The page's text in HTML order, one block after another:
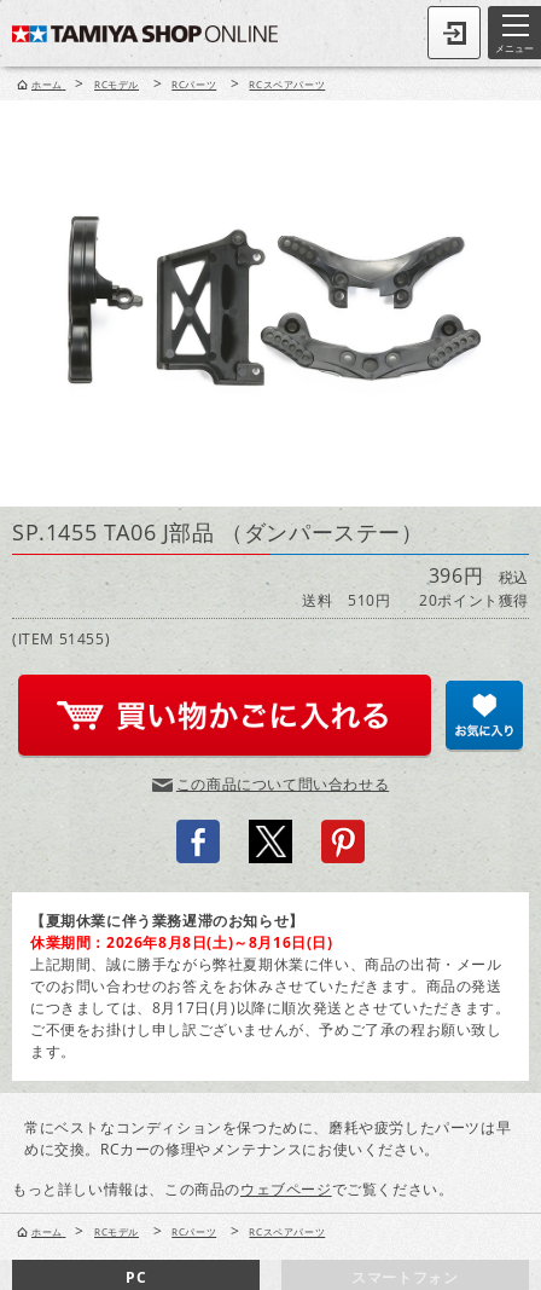
メニュー
ホーム > RCモデル > RCパーツ > RCスペアパーツ
SP.1455 TA06 J部品 （ダンパーステー）
396円 税込
送料 510円
20ポイント獲得
(ITEM 51455)
この商品について問い合わせる
【夏期休業に伴う業務遅滞のお知らせ】
休業期間：2026年8月8日(土)～8月16日(日)
上記期間、誠に勝手ながら弊社夏期休業に伴い、商品の出荷・メール
でのお問い合わせのお答えをお休みさせていただきます。商品の発送
につきましては、8月17日(月)以降に順次発送とさせていただきます。
ご不便をお掛けし申し訳ございませんが、予めご了承の程お願い致し
ます。
常にベストなコンディションを保つために、磨耗や疲労したパーツは早
めに交換。RCカーの修理やメンテナンスにお使いください。
もっと詳しい情報は、この商品のウェブページでご覧ください。
ホーム > RCモデル > RCパーツ > RCスペアパーツ
スマートフォン
PC